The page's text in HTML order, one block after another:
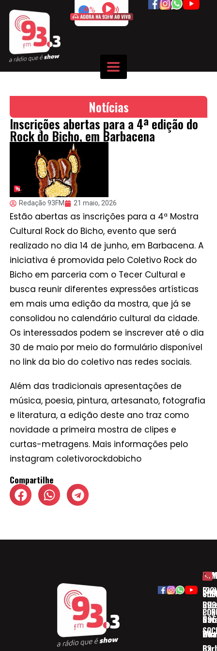
50%
Notícias
Inscrições abertas para a 4ª edição do
Rock do Bicho, em Barbacena
Redação 93FM 21 maio, 2026
Estão abertas as inscrições para a 4ª Mostra
Cultural Rock do Bicho, evento que será
realizado no dia 14 de junho, em Barbacena. A
iniciativa é promovida pelo Coletivo Rock do
Bicho em parceria com o Tecer Cultural e
busca reunir diferentes expressões artísticas
em mais uma edição da mostra, que já se
consolidou no calendário cultural da cidade.
Os interessados podem se inscrever até o dia
30 de maio por meio do formulário disponível
no link da bio do coletivo nas redes sociais.
Além das tradicionais apresentações de
música, poesia, pintura, artesanato, fotografia
e literatura, a edição deste ano traz como
novidade a primeira mostra de clipes e
curtas-metragens. Mais informações pelo
instagram coletivorockdobicho
Compartilhe
(32)
32